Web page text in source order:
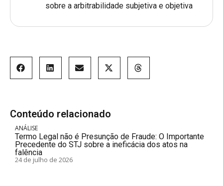
sobre a arbitrabilidade subjetiva e objetiva
Conteúdo relacionado
ANÁLISE
Termo Legal não é Presunção de Fraude: O Importante
Precedente do STJ sobre a ineficácia dos atos na
falência
24 de julho de 2026